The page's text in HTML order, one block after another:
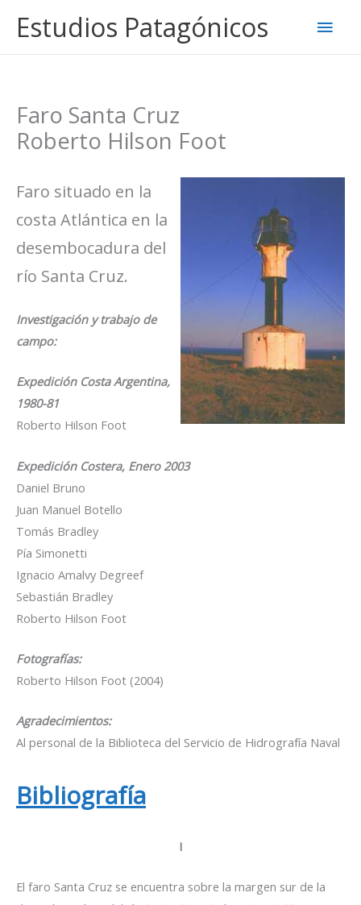
contenido
Estudios Patagónicos
Faro Santa Cruz
Roberto Hilson Foot
Faro situado en la
costa Atlántica en la
desembocadura del
río Santa Cruz.
Investigación y trabajo de
campo:
Expedición Costa Argentina,
1980-81
Roberto Hilson Foot
Expedición Costera, Enero 2003
Daniel Bruno
Juan Manuel Botello
Tomás Bradley
Pía Simonetti
Ignacio Amalvy Degreef
Sebastián Bradley
Roberto Hilson Foot
Fotografías:
Roberto Hilson Foot (2004)
Agradecimientos:
Al personal de la Biblioteca del Servicio de Hidrografía Naval
Bibliografía
I
El faro Santa Cruz se encuentra sobre la margen sur de la